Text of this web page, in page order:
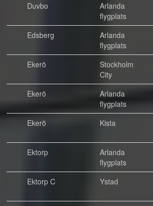
Duvbo
Arlanda
flygplats
Edsberg
Arlanda
flygplats
Ekerö
Stockholm
City
Ekerö
Arlanda
flygplats
Ekerö
Kista
Ektorp
Arlanda
flygplats
Ektorp C
Ystad